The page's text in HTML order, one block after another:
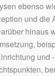
ebenso
und die
hinaus
und